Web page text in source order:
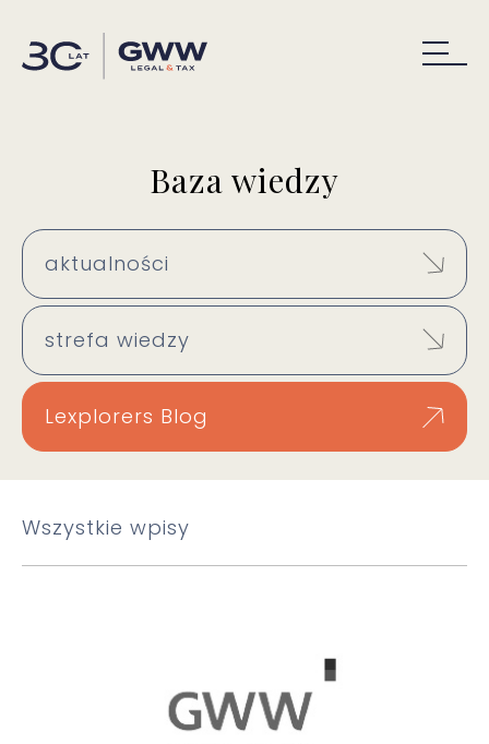
Baza wiedzy
aktualności
strefa wiedzy
Lexplorers Blog
Wszystkie wpisy